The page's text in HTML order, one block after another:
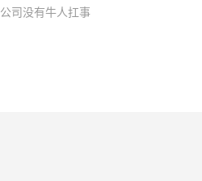
公司没有牛人扛事